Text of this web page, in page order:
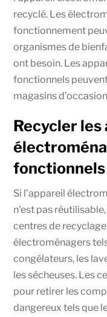
recyclé. Les
fonctionnement
organismes de
ont besoin. Les
fonctionnels
magasins
Recycler les
Si l’appareil
n’est pas
centres de
électroménagers
congélateurs, les
les sécheuses. Les
pour retirer les
dangereux tels que